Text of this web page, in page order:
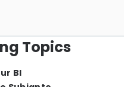
Topics
BI